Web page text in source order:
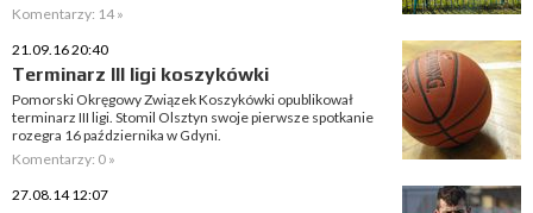
Komentarzy: 14 »
21.09.16 20:40
Terminarz III ligi koszykówki
Pomorski Okręgowy Związek Koszykówki opublikował
terminarz III ligi. Stomil Olsztyn swoje pierwsze spotkanie
rozegra 16 października w Gdyni.
Komentarzy: 0 »
27.08.14 12:07